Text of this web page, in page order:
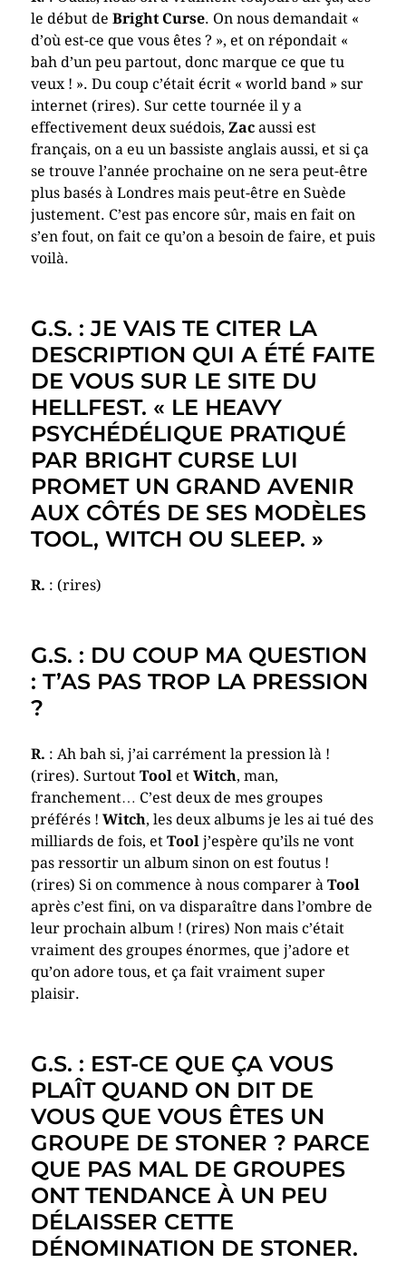
le début de Bright Curse. On nous demandait «
d’où est-ce que vous êtes ? », et on répondait «
bah d’un peu partout, donc marque ce que tu
veux ! ». Du coup c’était écrit « world band » sur
internet (rires). Sur cette tournée il y a
effectivement deux suédois, Zacaussi est
français, on a eu un bassiste anglais aussi, et si ça
se trouve l’année prochaine on ne sera peut-être
plus basés à Londres mais peut-être en Suède
justement. C’est pas encore sûr, mais en fait on
s’en fout, on fait ce qu’on a besoin de faire, et puis
voilà.
G.S. : JE VAIS TE CITER LA
DESCRIPTION QUI A ÉTÉ FAITE
DE VOUS SUR LE SITE DU
HELLFEST. « LE HEAVY
PSYCHÉDÉLIQUE PRATIQUÉ
PAR BRIGHT CURSE LUI
PROMET UN GRAND AVENIR
AUX CÔTÉS DE SES MODÈLES
TOOL, WITCH OU SLEEP. »
R. : (rires)
G.S. : DU COUP MA QUESTION
: T’AS PAS TROP LA PRESSION
?
R. : Ah bah si, j’ai carrément la pression là !
(rires). Surtout Toolet Witch, man,
franchement… C’est deux de mes groupes
préférés ! Witch, les deux albums je les ai tué des
milliards de fois, et Toolj’espère qu’ils ne vont
pas ressortir un album sinon on est foutus !
(rires) Si on commence à nous comparer à Tool
après c’est fini, on va disparaître dans l’ombre de
leur prochain album ! (rires) Non mais c’était
vraiment des groupes énormes, que j’adore et
qu’on adore tous, et ça fait vraiment super
plaisir.
G.S. : EST-CE QUE ÇA VOUS
PLAÎT QUAND ON DIT DE
VOUS QUE VOUS ÊTES UN
GROUPE DE STONER ? PARCE
QUE PAS MAL DE GROUPES
ONT TENDANCE À UN PEU
DÉLAISSER CETTE
DÉNOMINATION DE STONER.